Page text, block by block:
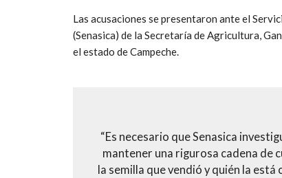
Las acusaciones se presentaron ante el
(Senasica) de la Secretaría de Agricultura,
el estado de Campeche.
“Es necesario que Senasica
mantener una rigurosa cadena de
la semilla que vendió y quién la